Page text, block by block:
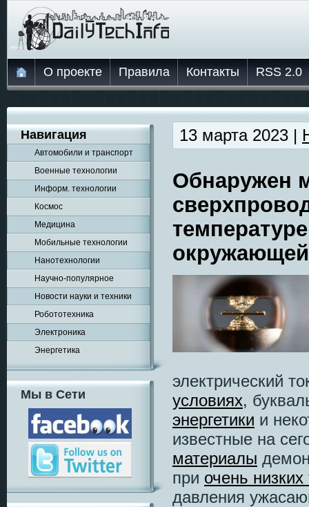
О проекте Правила Контакты RSS 2.0
Навигация
Автомобили и транспорт
Военные технологии
Информ. технологии
Космос
Медицина
Мобильные технологии
Нанотехнологии
Научно-популярное
Новости науки и техники
Робототехника
Электроника
Энергетика
Мы в Сети
13 марта 2023 |
Обнаружен
электрический
условиях,
энергетики и
известные на
материалы
при очень
давления